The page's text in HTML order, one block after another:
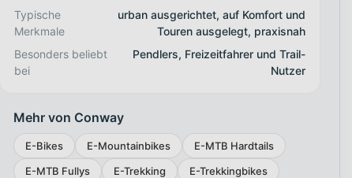
Typische
Merkmale
urban ausgerichtet, auf Komfort und
Touren ausgelegt, praxisnah
Besonders beliebt
bei
Pendlers, Freizeitfahrer und Trail-
Nutzer
Mehr von Conway
E-Bikes E-Mountainbikes
E-MTB Hardtails
E-MTB Fullys
E-Trekking
E-Trekkingbikes